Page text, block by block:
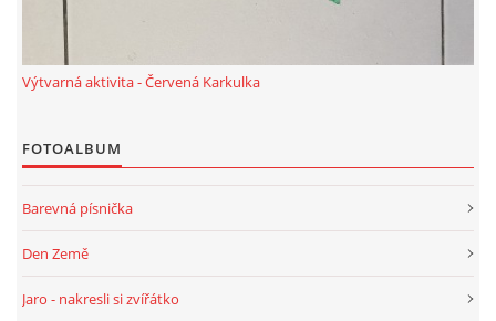
BÁSNĚ K TÉMATU PODZIM
BÁSNĚ K TÉMATU ZIMA
Výtvarná aktivita - Červená Karkulka
FOTOALBUM
Barevná písnička
Den Země
Jaro - nakresli si zvířátko